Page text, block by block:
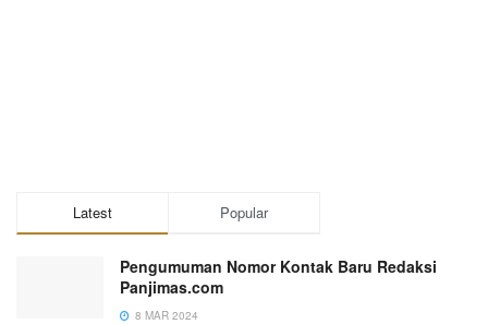
Latest Popular
Pengumuman Nomor Kontak Baru Redaksi
Panjimas.com
8 MAR 2024